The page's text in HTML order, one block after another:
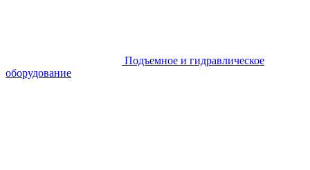
Подъемное и гидравлическое
оборудование